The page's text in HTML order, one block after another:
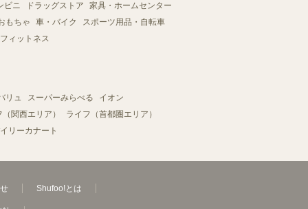
ビニ ドラッグストア
家具・ホームセンター
もちゃ 車・バイク
スポーツ用品・自転車
ィットネス
リュ スーパーみらべる
イオン
関西エリア）
ライフ（首都圏エリア）
リーカナート
Shufoo!とは